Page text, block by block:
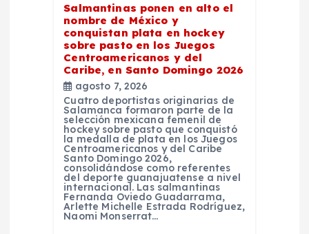
Salmantinas ponen en alto el
nombre de México y
conquistan plata en hockey
sobre pasto en los Juegos
Centroamericanos y del
Caribe, en Santo Domingo 2026
agosto 7, 2026
Cuatro deportistas originarias de
Salamanca formaron parte de la
selección mexicana femenil de
hockey sobre pasto que conquistó
la medalla de plata en los Juegos
Centroamericanos y del Caribe
Santo Domingo 2026,
consolidándose como referentes
del deporte guanajuatense a nivel
internacional. Las salmantinas
Fernanda Oviedo Guadarrama,
Arlette Michelle Estrada Rodríguez,
Naomi Monserrat…